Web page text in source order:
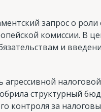
запрос о роли
комиссии. В
и
агрессивной
структурный
контроля за